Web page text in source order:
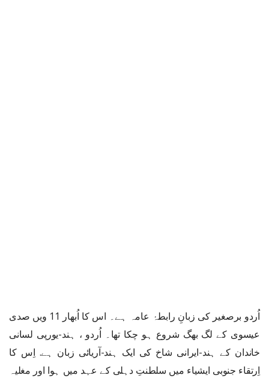
اُردو برصغیر کی زبانِ رابطۂ عامہ ہے۔ اس کا اُبھار 11 ویں صدی
عیسوی کے لگ بھگ شروع ہو چکا تھا۔ اُردو ، ہند-یورپی لسانی
خاندان کے ہند-ایرانی شاخ کی ایک ہند-آریائی زبان ہے. اِس کا
اِرتقاء جنوبی ایشیاء میں سلطنتِ دہلی کے عہد میں ہوا اور مغلیہ